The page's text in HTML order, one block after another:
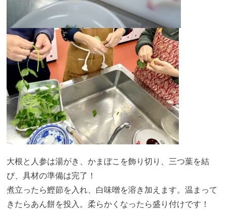
大根と人参は湯がき、かまぼこを飾り切り、三つ葉を結
び、具材の準備は完了！
煮立ったら鰹節を入れ、白味噌を溶き加えます。温まって
きたらあん餅を投入。柔らかくなったら盛り付けです！